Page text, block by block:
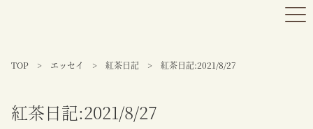
TOP > エッセイ > 紅茶日記 > 紅茶日記:2021/8/27
紅茶日記:2021/8/27